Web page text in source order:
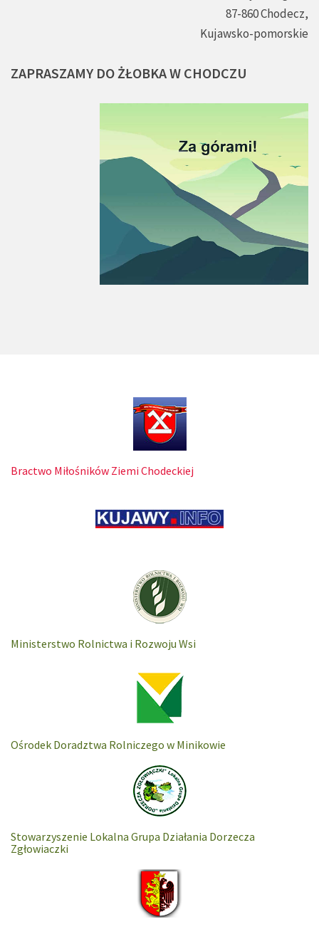
87-860 Chodecz,
Kujawsko-pomorskie
ZAPRASZAMY DOŻŁOBKAW CHODCZU
Bractwo Miłośników Ziemi Chodeckiej
Ministerstwo Rolnictwa i Rozwoju Wsi
Ośrodek Doradztwa Rolniczego w Minikowie
Stowarzyszenie Lokalna Grupa Działania Dorzecza
Zgłowiaczki